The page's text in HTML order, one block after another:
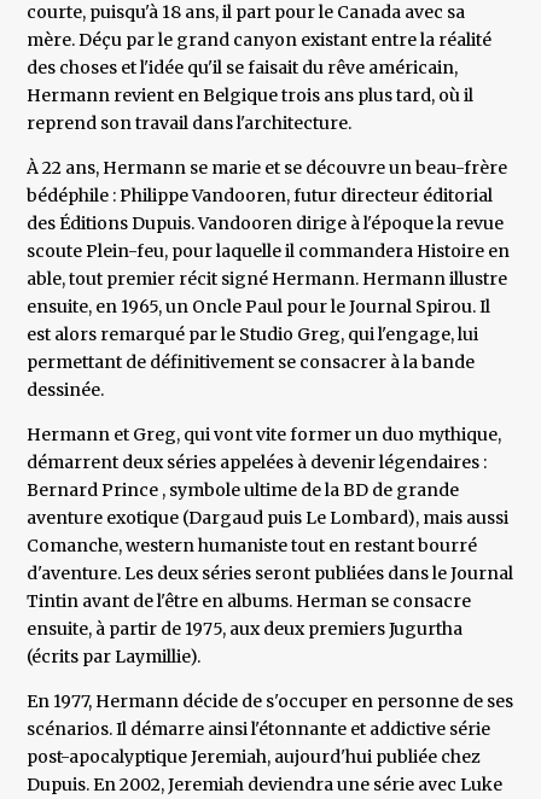
courte, puisqu'à 18 ans, il part pour le Canada avec sa
mère. Déçu par le grand canyon existant entre la réalité
des choses et l'idée qu'il se faisait du rêve américain,
Hermann revient en Belgique trois ans plus tard, où il
reprend son travail dans l'architecture.
À 22 ans, Hermann se marie et se découvre un beau-frère
bédéphile : Philippe Vandooren, futur directeur éditorial
des Éditions Dupuis. Vandooren dirige à l'époque la revue
scoute Plein-feu, pour laquelle il commandera Histoire en
able, tout premier récit signé Hermann. Hermann illustre
ensuite, en 1965, un Oncle Paul pour le Journal Spirou. Il
est alors remarqué par le Studio Greg, qui l'engage, lui
permettant de définitivement se consacrer à la bande
dessinée.
Hermann et Greg, qui vont vite former un duo mythique,
démarrent deux séries appelées à devenir légendaires :
Bernard Prince , symbole ultime de la BD de grande
aventure exotique (Dargaud puis Le Lombard), mais aussi
Comanche, western humaniste tout en restant bourré
d'aventure. Les deux séries seront publiées dans le Journal
Tintin avant de l'être en albums. Herman se consacre
ensuite, à partir de 1975, aux deux premiers Jugurtha
(écrits par Laymillie).
En 1977, Hermann décide de s'occuper en personne de ses
scénarios. Il démarre ainsi l'étonnante et addictive série
post-apocalyptique Jeremiah, aujourd'hui publiée chez
Dupuis. En 2002, Jeremiah deviendra une série avec Luke